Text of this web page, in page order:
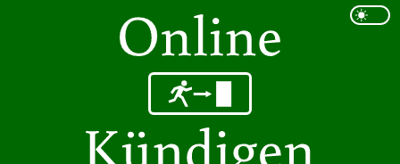
Sprung zum Inhalt